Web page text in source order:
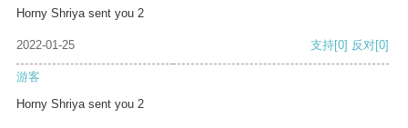
Horny Shriya sent you 2
2022-01-25 支持[0] 反对[0]
游客
Horny Shriya sent you 2